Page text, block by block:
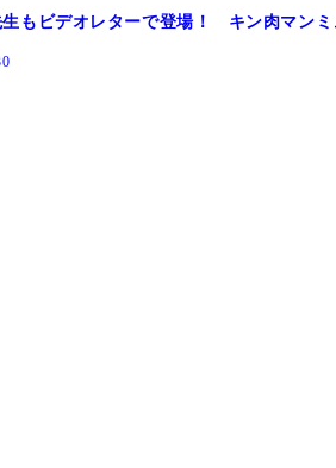
もビデオレターで登場！ キン肉マンミ